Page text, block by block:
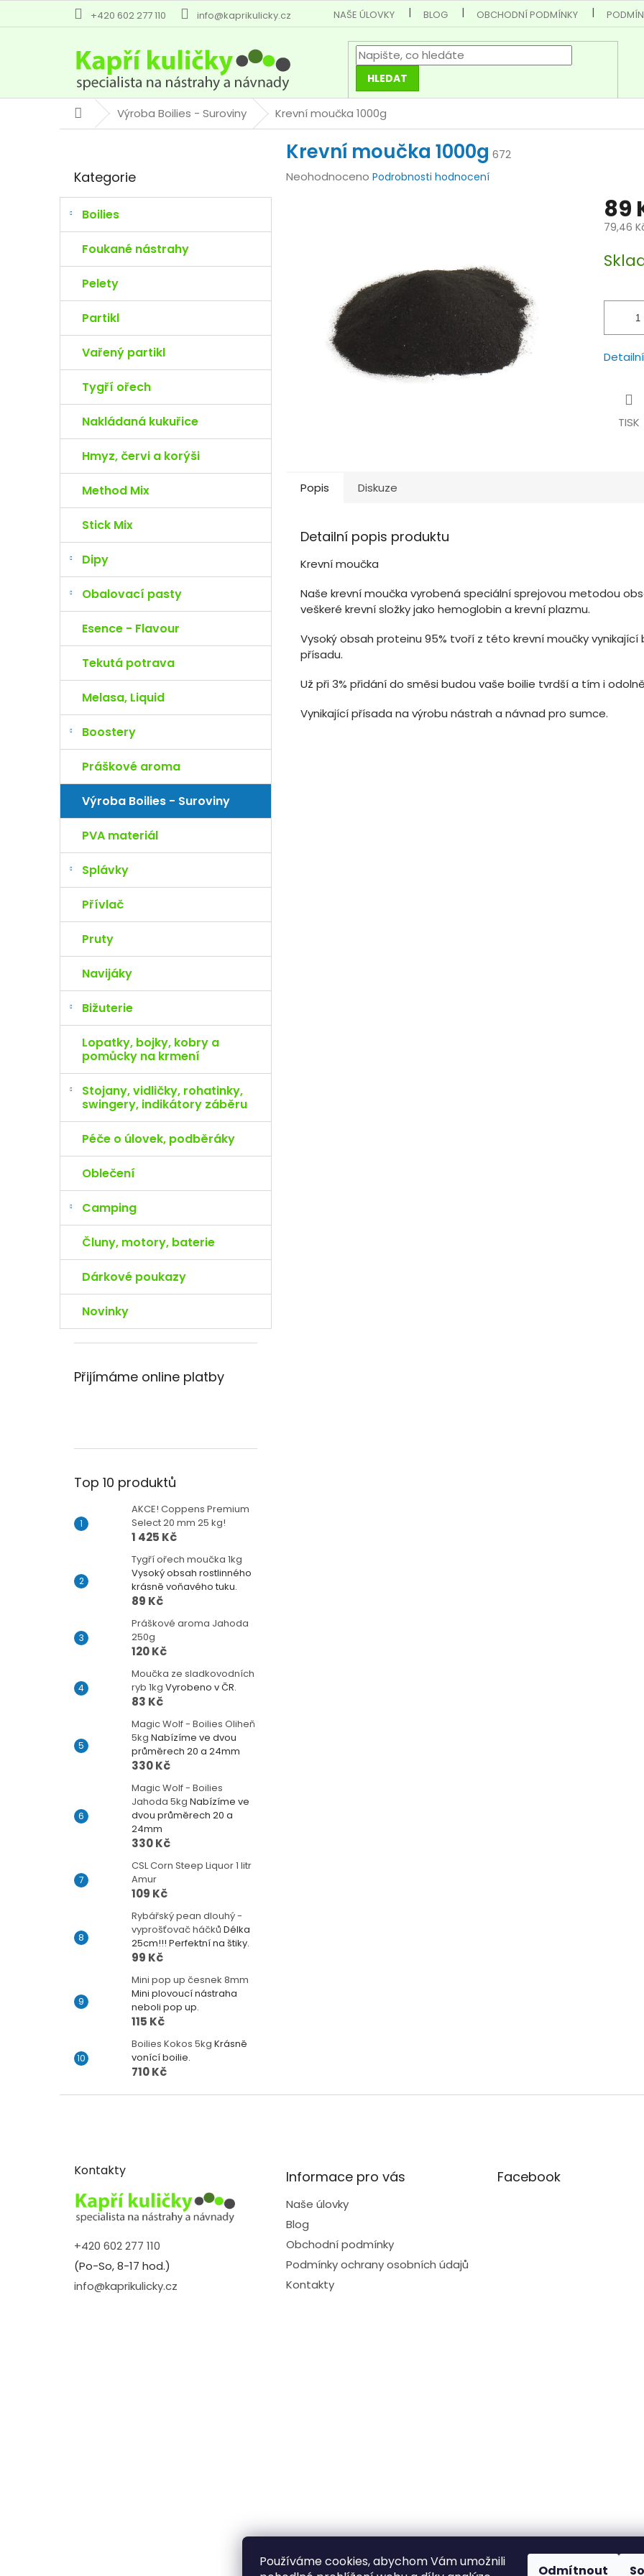
Používáme cookies, abychom Vám umožnili
Odmítnout
+420 602 277 110 info@kaprikulicky.cz NAŠE ÚLOVKY BLOG OBCHODNÍ PODMÍNKY
HLEDAT
DomůVýroba Boilies - Suroviny Krevní moučka 1000g
r
n
í
l
kategorie
Kategorie
Boilies
Foukané nástrahy
Pelety
Partikl
Vařený partikl
Tygří ořech
Nakládaná kukuřice
Hmyz, červi a korýši
Method Mix
Stick Mix
Dipy
Obalovací pasty
Esence - Flavour
Tekutá potrava
Melasa, Liquid
Boostery
Práškové aroma
Výroba Boilies - Suroviny
PVA materiál
Splávky
Přívlač
Pruty
Navijáky
Bižuterie
Lopatky, bojky, kobry a
pomůcky na krmení
Stojany, vidličky, rohatinky,
swingery, indikátory záběru
Péče o úlovek, podběráky
Oblečení
Camping
Čluny, motory, baterie
Dárkové poukazy
Novinky
Přijímáme online platby
Top 10 produktů
AKCE! Coppens Premium
Select 20 mm 25 kg!
1 425 Kč
Tygří ořech moučka 1kg
Vysoký obsah rostlinného
krásně voňavého tuku.
89 Kč
Práškové aroma Jahoda
250g
120 Kč
Moučka ze sladkovodních
ryb 1kg Vyrobeno v ČR.
83 Kč
Magic Wolf - Boilies Oliheň
5kg Nabízíme ve dvou
průměrech 20 a 24mm
330 Kč
Magic Wolf - Boilies
Jahoda 5kg Nabízíme ve
dvou průměrech 20 a
24mm
330 Kč
CSL Corn Steep Liquor 1 litr
Amur
109 Kč
Rybářský pean dlouhý -
vyprošťovač háčků Délka
25cm!!! Perfektní na štiky.
99 Kč
Mini pop up česnek 8mm
Mini plovoucí nástraha
neboli pop up.
115 Kč
Boilies Kokos 5kg Krásně
vonící boilie.
710 Kč
Krevní moučka 1000g 672
Průměrné
Neohodnoceno Podrobnosti hodnocení
89
79,46
cena:
TISK
Popis Diskuze
Detailní popis produktu
Krevní moučka
Naše krevní moučka vyrobená speciální sprejovou metodou
veškeré krevní složky jako hemoglobin a krevní plazmu.
Vysoký obsah proteinu 95% tvoří z této krevní moučky vynikající
přísadu.
Už při 3% přidání do směsi budou vaše boilie tvrdší a tím i
Vynikající přísada na výrobu nástrah a návnad pro sumce.
Kontakty
+420 602 277 110
(Po-So, 8-17 hod.)
info@kaprikulicky.cz
Informace pro vás
Naše úlovky
Blog
Obchodní podmínky
Podmínky ochrany osobních údajů
Kontakty
Facebook